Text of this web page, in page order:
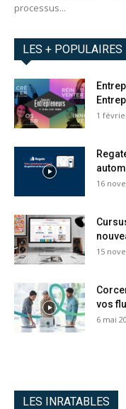
processus...
LES + POPULAIRES
1
16
15
vos
6 mai
LES INRATABLES